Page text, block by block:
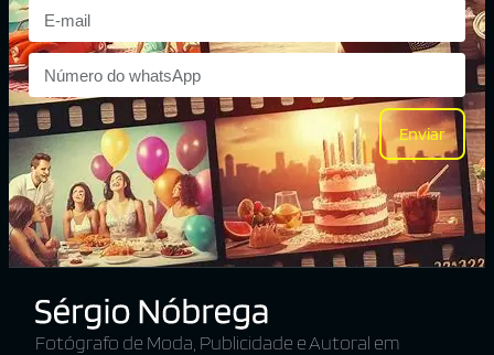
Enviar
Fotógrafo de Moda, Publicidade e Autoral em